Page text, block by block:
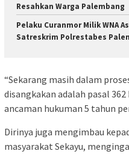
Resahkan Warga Palembang
Pelaku Curanmor Milik WNA
Satreskrim Polrestabes
“Sekarang masih dalam
disangkakan adalah pasal
ancaman hukuman 5 tahun
Dirinya juga mengimbau
masyarakat Sekayu,